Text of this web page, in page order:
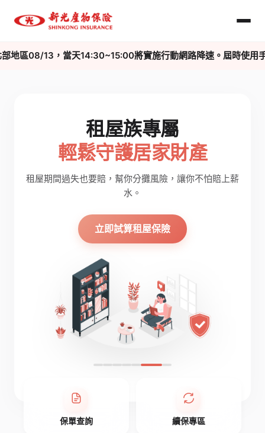
13，當天14:30~15:00將實施行動網路降速。屆時使用手機
租屋族專屬
輕鬆守護居家財產
租屋期間過失也要賠，幫你分攤風險，讓你不怕賠上薪
水。
立即試算租屋保險
保單查詢 續保專區